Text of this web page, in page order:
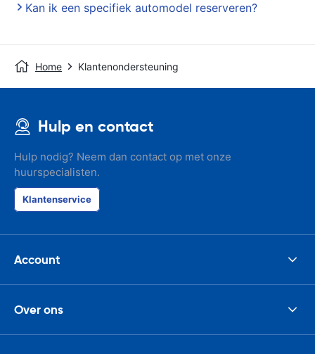
Kan ik een specifiek automodel reserveren?
Home Klantenondersteuning
Hulp en contact
Hulp nodig? Neem dan contact op met onze
huurspecialisten.
Klantenservice
Account
Over ons